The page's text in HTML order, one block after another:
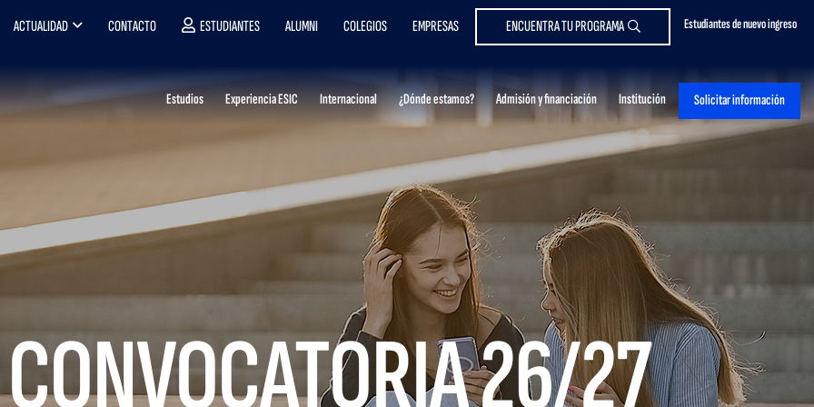
Estudiantes de nuevo ingreso
ACTUALIDAD CONTACTO ESTUDIANTES ALUMNI COLEGIOS EMPRESAS ENCUENTRA TU PROGRAMA
Estudios Experiencia ESIC Internacional ¿Dónde estamos? Admisión y financiación Institución Solicitar información
26/27